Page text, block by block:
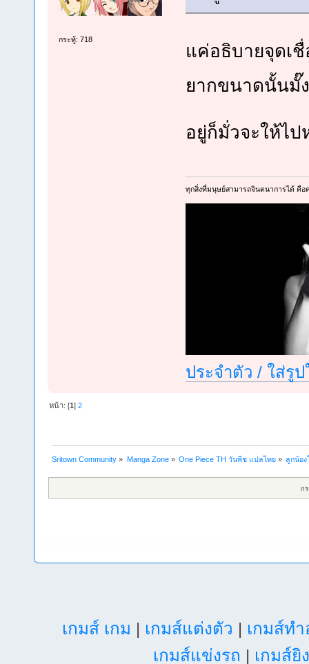
กระทู้: 718
แค่อธิบายจุดเ
ยากขนาดนั้น
อยู่ก็มั่วจะให้ไ
ทุกสิ่งที่มนุษย์สามารถจินตนาการได้ คื
ประจำตัว / ใส่รู
หน้า: [1]2
Sritown Community » Manga Zone» One Piece TH วันพีช แปลไทย» ลูกน้อง
ก
เกมส์ เกม | เกมส์แต่งตัว | เกมส์ท
เกมส์แข่งรถ | เกมส์ยิ